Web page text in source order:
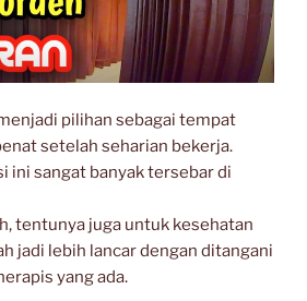
pilihan sebagai tempat
setelah seharian bekerja.
ini sangat banyak tersebar di
tentunya juga untuk kesehatan
jadi lebih lancar dengan ditangani
yang ada.